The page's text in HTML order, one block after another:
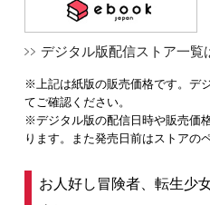
デジタル版配信ストア一覧
※上記は紙版の販売価格です。デ
てご確認ください。
※デジタル版の配信日時や販売価
ります。また発売日前はストアの
お人好し冒険者、転生少